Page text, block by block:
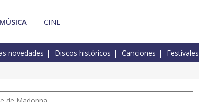
MÚSICA CINE
novedades Discos históricos Canciones Festivales